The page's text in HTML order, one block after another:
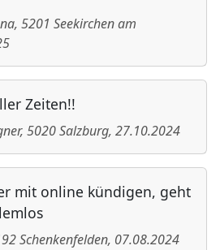
, 5201 Seekirchen am
Zeiten!!
, 5020Salzburg, 27.10.2024
mit online kündigen, geht
Schenkenfelden, 07.08.2024